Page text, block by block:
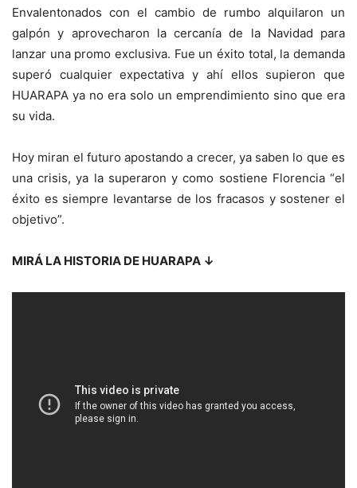
Envalentonados con el cambio de rumbo alquilaron un
galpón y aprovecharon la cercanía de la Navidad para
lanzar una promo exclusiva. Fue un éxito total, la demanda
superó cualquier expectativa y ahí ellos supieron que
HUARAPA ya no era solo un emprendimiento sino que era
su vida.
Hoy miran el futuro apostando a crecer, ya saben lo que es
una crisis, ya la superaron y como sostiene Florencia “el
éxito es siempre levantarse de los fracasos y sostener el
objetivo”.
MIRÁ LA HISTORIA DE HUARAPA ↓